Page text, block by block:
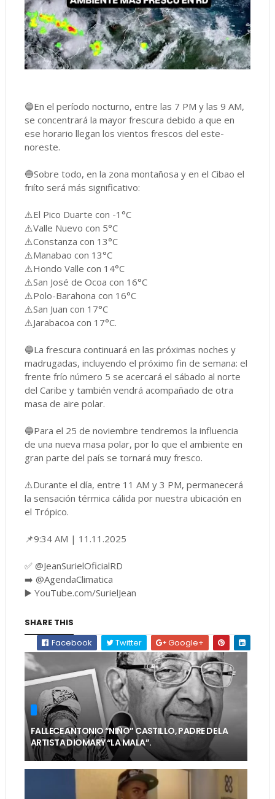
🔵En el período nocturno, entre las 7 PM y las 9 AM,
se concentrará la mayor frescura debido a que en
ese horario llegan los vientos frescos del este-
noreste.
🔵Sobre todo, en la zona montañosa y en el Cibao el
friíto será más significativo:
⚠️El Pico Duarte con -1°C
⚠️Valle Nuevo con 5°C
⚠️Constanza con 13°C
⚠️Manabao con 13°C
⚠️Hondo Valle con 14°C
⚠️San José de Ocoa con 16°C
⚠️Polo-Barahona con 16°C
⚠️San Juan con 17°C
⚠️Jarabacoa con 17°C.
🔵La frescura continuará en las próximas noches y
madrugadas, incluyendo el próximo fin de semana: el
frente frío número 5 se acercará el sábado al norte
del Caribe y también vendrá acompañado de otra
masa de aire polar.
🔵Para el 25 de noviembre tendremos la influencia
de una nueva masa polar, por lo que el ambiente en
gran parte del país se tornará muy fresco.
⚠️Durante el día, entre 11 AM y 3 PM, permanecerá
la sensación térmica cálida por nuestra ubicación en
el Trópico.
📌9:34 AM | 11.11.2025
✅️ @JeanSurielOficialRD
➡️ @AgendaClimatica
▶️ YouTube.com/SurielJean
SHARE THIS
Facebook
Twitter Google+
FALLECE ANTONIO “NIÑO” CASTILLO, PADRE DE LA
ARTISTA DIOMARY “LA MALA”.